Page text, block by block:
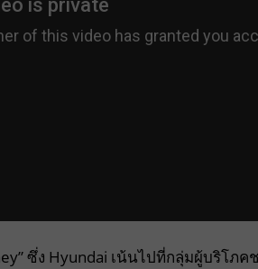
ซึ่ง Hyundai เน้นไปที่กลุ่มผู้บริโภค